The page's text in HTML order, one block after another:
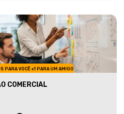
PARA VOCÊ +1 PARA UM AMIGO
COMERCIAL